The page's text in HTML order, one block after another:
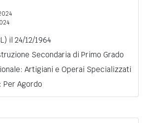
il 24/12/1964
Secondaria di Primo Grado
Artigiani e Operai Specializzati
Per Agordo